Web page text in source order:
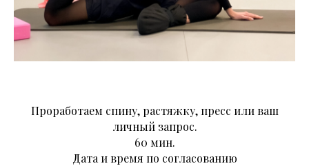
Проработаем спину, растяжку, пресс или ваш
личный запрос.
60 мин.
Дата и время по согласованию